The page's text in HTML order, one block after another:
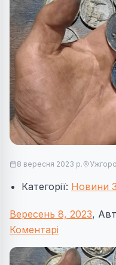
8 вересня 2023 р.
Категорії: Новини
Вересень 8, 2023,
Коментарі